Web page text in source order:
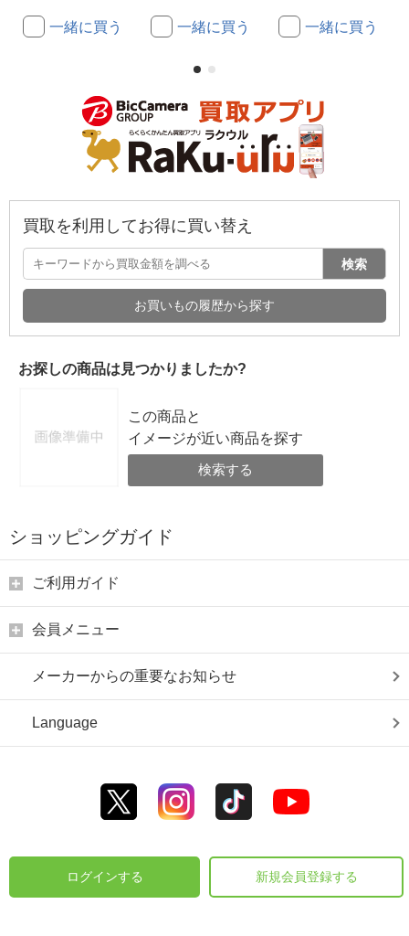
一緒に買う 一緒に買う 一緒に買う
買取を利用してお得に買い替え
検索
お買いもの履歴から探す
お探しの商品は見つかりましたか?
この商品と
イメージが近い商品を探す
検索する
ショッピングガイド
ご利用ガイド
会員メニュー
メーカーからの重要なお知らせ
Language
ログインする 新規会員登録する